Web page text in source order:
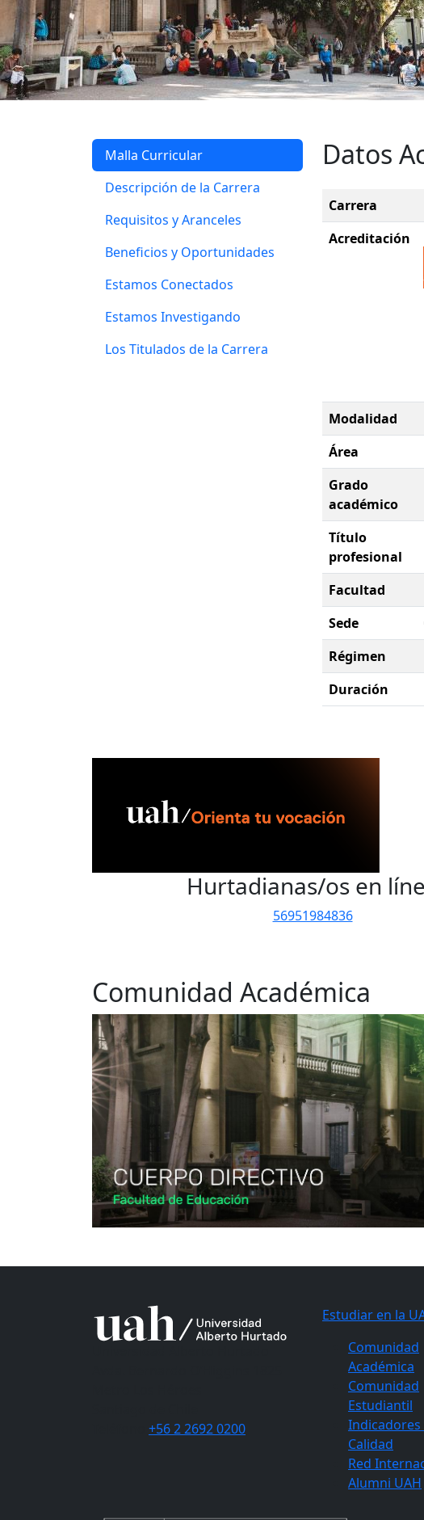
Malla Curricular
Descripción de la Carrera
Requisitos y Aranceles
Beneficios y Oportunidades
Estamos Conectados
Estamos Investigando
Los Titulados de la Carrera
Datos
Carrera
Acreditación
Modalidad
Área
Grado
académico
Título
profesional
Facultad
Sede
Régimen
Duración
Hurtadianas/os en
56951984836
Comunidad Académica
+56 2 2692 0200
Estudiar en la
Comunidad
Académica
Comunidad
Estudiantil
Indicadores
Calidad
Red
Alumni UAH